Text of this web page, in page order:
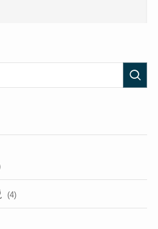
(4)